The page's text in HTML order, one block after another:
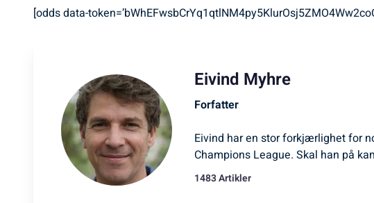
[odds data-
Eivind Myhre
Forfatter
Eivind har en stor forkjærlighet for
Champions League. Skal han på
1483 Artikler